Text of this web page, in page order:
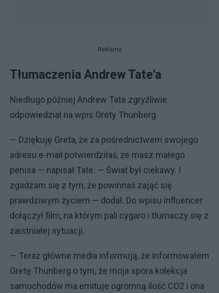
Reklama
Tłumaczenia Andrew Tate'a
Niedługo później Andrew Tate zgryźliwie
odpowiedział na wpis Grety Thunberg.
— Dziękuję Greta, że za pośrednictwem swojego
adresu e-mail potwierdziłaś, że masz małego
penisa — napisał Tate. — Świat był ciekawy. I
zgadzam się z tym, że powinnaś zająć się
prawdziwym życiem — dodał. Do wpisu influencer
dołączył film, na którym pali cygaro i tłumaczy się z
zaistniałej sytuacji.
— Teraz główne media informują, że informowałem
Gretę Thunberg o tym, że moja spora kolekcja
samochodów ma emituje ogromną ilość CO2 i ona